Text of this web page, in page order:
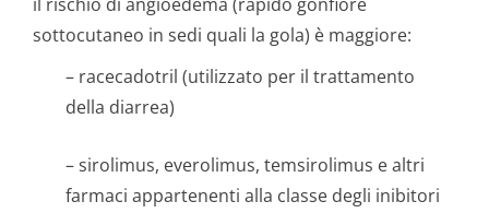
sottocutaneo in sedi quali la gola) è maggiore:
– racecadotril (utilizzato per il trattamento
della diarrea)
– sirolimus, everolimus, temsirolimus e altri
farmaci appartenenti alla classe degli inibitori